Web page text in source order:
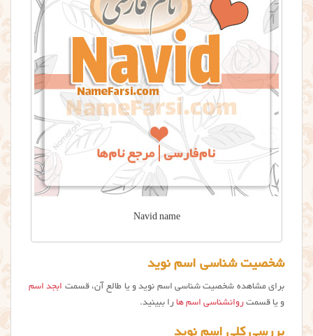
Navid name
شخصیت شناسی اسم نوید
برای مشاهده شخصیت شناسی اسم نوید و یا طالع آن، قسمت ابجد اسم
و یا قسمت روانشناسی اسم ها را ببینید.